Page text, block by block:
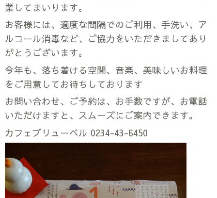
業してまいります。
お客様には、適度な間隔でのご利用、手洗い、ア
ルコール消毒など、ご協力をいただきましてあり
がとうございます。
今年も、落ち着ける空間、音楽、美味しいお料理
をご用意してお待ちしております
お問い合わせ、ご予約は、お手数ですが、お電話
いただけますと、スムーズにご案内できます。
カフェブリューベル 0234-43-6450